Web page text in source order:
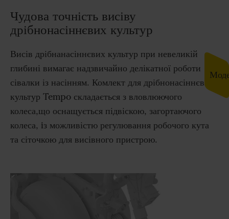
Чудова точність висіву
дрібнонасіннєвих культур
Висів дрібнанасіннєвих культур при невеликій
глибині вимагає надзвичайно делікатної роботи
сівалки із насінням. Комлект для дрібнонасіннєвих
культур Tempo складається з вловлюючого
колеса,що оснащується підвіскою, загортаючого
колеса, iз можливістю регулювання робочого кута
та сіточкою для висівного пристрою.